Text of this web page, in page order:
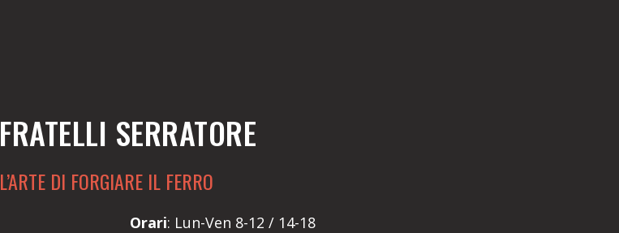
FRATELLI SERRATORE
L’ARTE DI FORGIARE IL FERRO
Orari: Lun-Ven 8-12 / 14-18